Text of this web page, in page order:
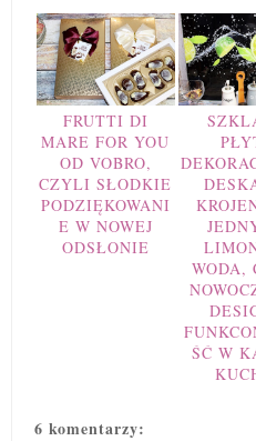
FRUTTI DI
MARE FOR YOU
OD VOBRO,
CZYLI SŁODKIE
PODZIĘKOWANI
E W NOWEJ
ODSŁONIE
WODA,
ŚĆ W
6 komentarzy: